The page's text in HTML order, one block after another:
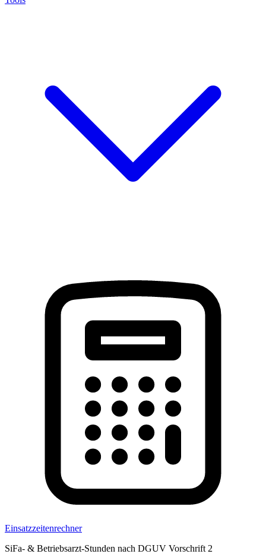
Einsatzzeitenrechner
SiFa- & Betriebsarzt-Stunden nach DGUV Vorschrift 2